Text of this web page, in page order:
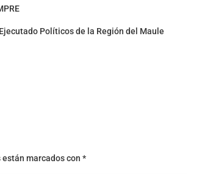
Políticos de la Región del Maule
marcados con *